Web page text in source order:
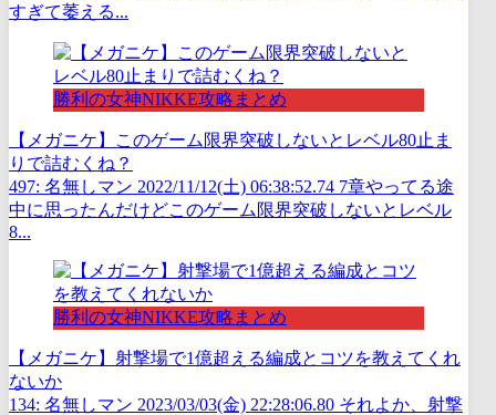
すぎて萎える...
勝利の女神NIKKE攻略まとめ
【メガニケ】このゲーム限界突破しないとレベル80止ま
りで詰むくね？
497: 名無しマン 2022/11/12(土) 06:38:52.74 7章やってる途
中に思ったんだけどこのゲーム限界突破しないとレベル
8...
勝利の女神NIKKE攻略まとめ
【メガニケ】射撃場で1億超える編成とコツを教えてくれ
ないか
134: 名無しマン 2023/03/03(金) 22:28:06.80 それよか、射撃